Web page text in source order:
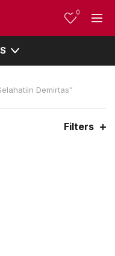
0
Demirtas”
Filters